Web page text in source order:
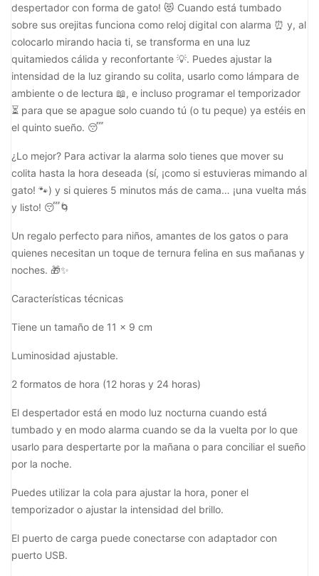
despertador con forma de gato! 😻 Cuando está tumbado
sobre sus orejitas funciona como reloj digital con alarma ⏰ y, al
colocarlo mirando hacia ti, se transforma en una luz
quitamiedos cálida y reconfortante 💡. Puedes ajustar la
intensidad de la luz girando su colita, usarlo como lámpara de
ambiente o de lectura 📖, e incluso programar el temporizador
⏳ para que se apague solo cuando tú (o tu peque) ya estéis en
el quinto sueño. 😴
¿Lo mejor? Para activar la alarma solo tienes que mover su
colita hasta la hora deseada (sí, ¡como si estuvieras mimando al
gato! 🐾) y si quieres 5 minutos más de cama… ¡una vuelta más
y listo! 😴🌀
Un regalo perfecto para niños, amantes de los gatos o para
quienes necesitan un toque de ternura felina en sus mañanas y
noches. 🎁✨
Características técnicas
Tiene un tamaño de 11 x 9 cm
Luminosidad ajustable.
2 formatos de hora (12 horas y 24 horas)
El despertador está en modo luz nocturna cuando está
tumbado y en modo alarma cuando se da la vuelta por lo que
usarlo para despertarte por la mañana o para conciliar el sueño
por la noche.
Puedes utilizar la cola para ajustar la hora, poner el
temporizador o ajustar la intensidad del brillo.
El puerto de carga puede conectarse con adaptador con
puerto USB.